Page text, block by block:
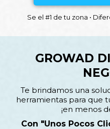
Se el #1 de tu zona •
GROWAD
Te brindamos una
herramientas para que
¡en menos
Con "unos Pocos